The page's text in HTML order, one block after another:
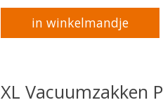
in winkelmandje
XL Vacuumzakken